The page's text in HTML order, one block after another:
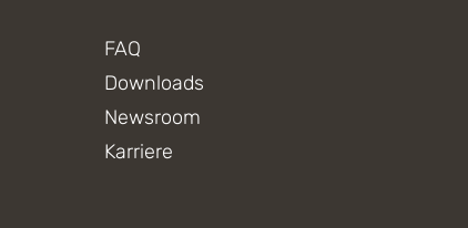
FAQ
Downloads
Newsroom
Karriere